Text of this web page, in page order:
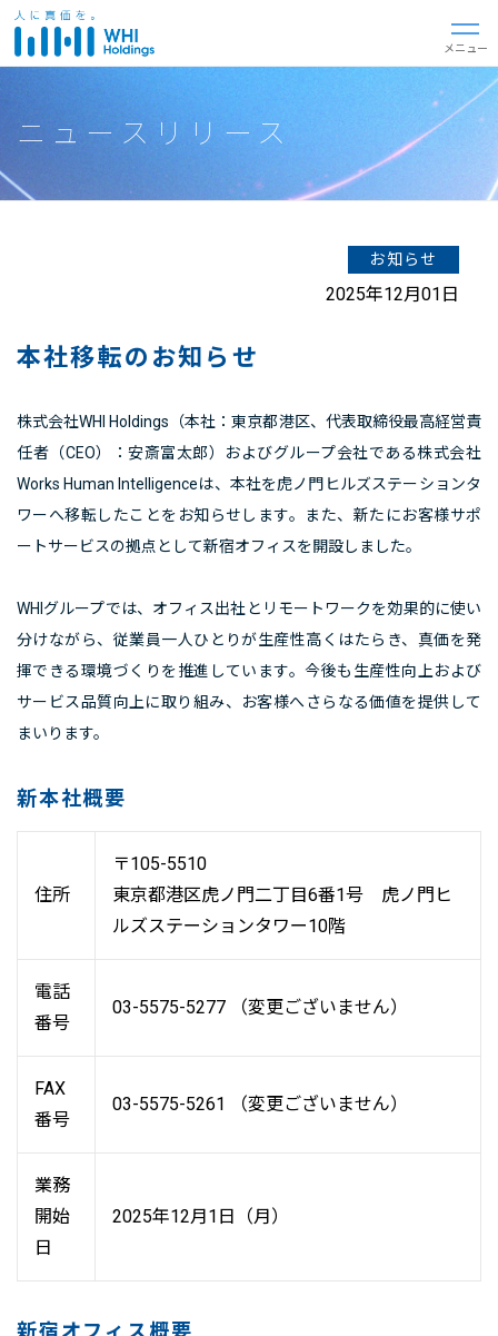
閉じる
メニュー
ニュースリリース
お知らせ
2025年12月01日
本社移転のお知らせ
株式会社WHI Holdings（本社：東京都港区、代表取締役最高経営責
任者（CEO）：安斎富太郎）およびグループ会社である株式会社
Works Human Intelligenceは、本社を虎ノ門ヒルズステーションタ
ワーへ移転したことをお知らせします。また、新たにお客様サポ
ートサービスの拠点として新宿オフィスを開設しました。
WHIグループでは、オフィス出社とリモートワークを効果的に使い
分けながら、従業員一人ひとりが生産性高くはたらき、真価を発
揮できる環境づくりを推進しています。今後も生産性向上および
サービス品質向上に取り組み、お客様へさらなる価値を提供して
まいります。
新本社概要
住所
〒105-5510
東京都港区虎ノ門二丁目6番1号 虎ノ門ヒ
ルズステーションタワー10階
電話
番号
03-5575-5277 （変更ございません）
FAX
番号
03-5575-5261 （変更ございません）
業務
開始
日
2025年12月1日（月）
新宿オフィス概要